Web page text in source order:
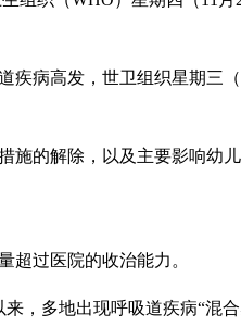
疾病高发，世卫组织星期
施的解除，以及主要影响
超过医院的收治能力。
，多地出现呼吸道疾病“混